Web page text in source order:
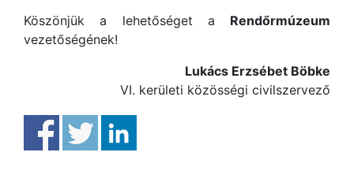
Köszönjük a lehetőséget a Rendőrmúzeum
vezetőségének!
Lukács Erzsébet Böbke
VI. kerületi közösségi civilszervező